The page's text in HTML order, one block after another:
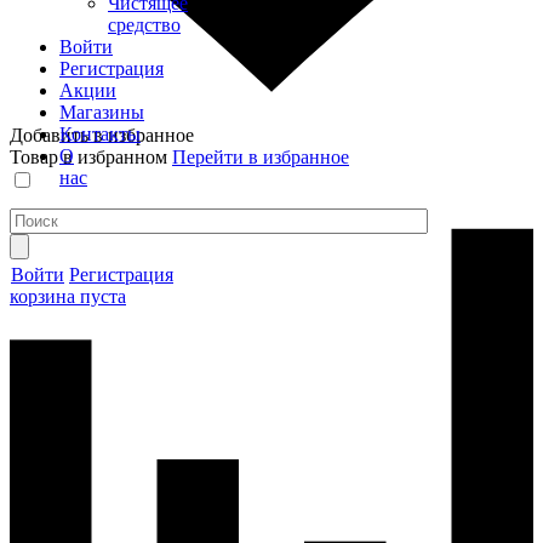
средство
Войти
Регистрация
Акции
Магазины
Контакты
О
нас
Войти Регистрация
корзина пуста
Добавить в избранное
Товар в избранном Перейти в избранное